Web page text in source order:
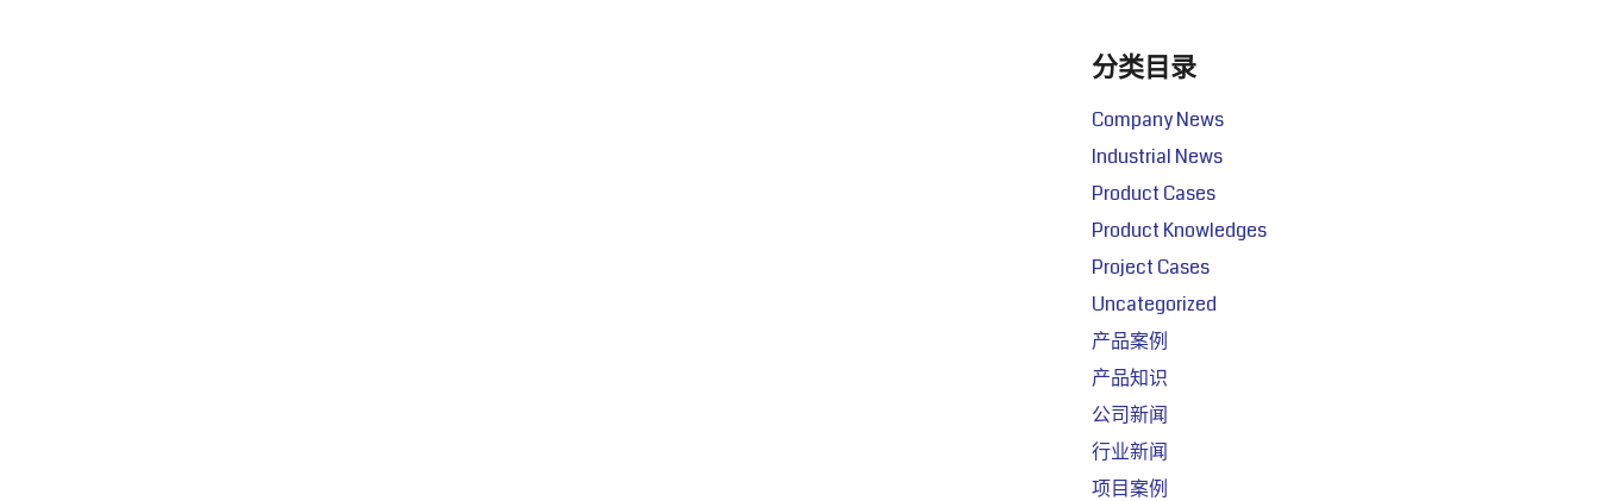
分类目录
Company News
Industrial News
Product Cases
Product Knowledges
Project Cases
Uncategorized
产品案例
产品知识
公司新闻
行业新闻
项目案例